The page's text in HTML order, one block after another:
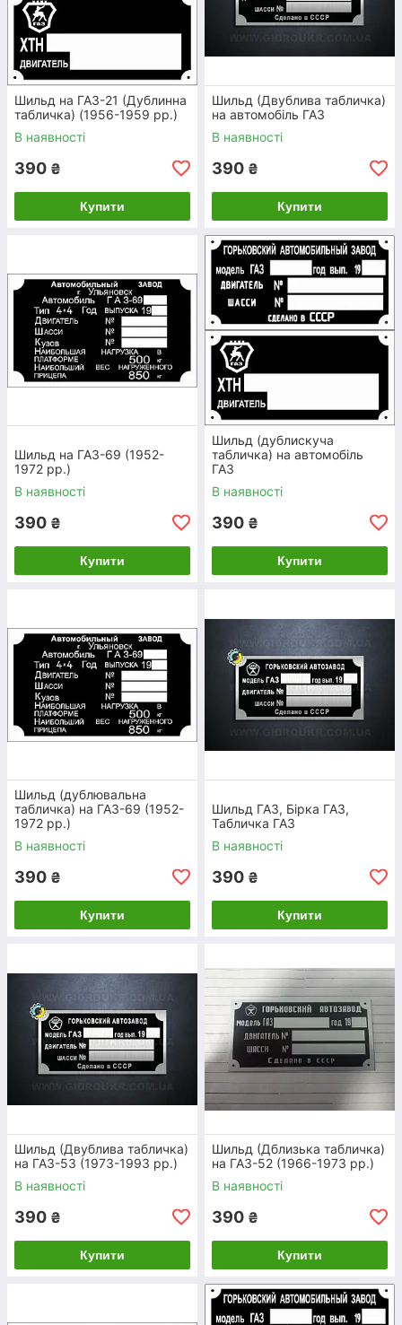
Шильд на ПМЗ-6АКЛ (1978-1985)
Шильд на УАЗ-452, 2206, 469
Шильд на автомобiлi рiзних моделей
що не
для
табличок ГАЗ, УАЗ, КАМАЗ
Весь асортимент
ЯК ОФОРМИТИ ЗАМОВЛЕННЯ НА
ТАБЛИЧКИ ТА ШИЛЬДИ
ВИБIР
Шильд на ГАЗ-21 (Дублинна
табличка) (1956-1959 рр.)
В наявності
390 ₴
Купити
Шильд (Двублива табличка)
на автомобіль ГАЗ
В наявності
390 ₴
Купити
Шильд на ГАЗ-69 (1952-
1972 рр.)
В наявності
390 ₴
Купити
Шильд (дублискуча
табличка) на автомобіль
ГАЗ
В наявності
390 ₴
Купити
Шильд (дублювальна
табличка) на ГАЗ-69 (1952-
1972 рр.)
В наявності
390 ₴
Купити
Шильд ГАЗ, Бірка ГАЗ,
Табличка ГАЗ
В наявності
390 ₴
Купити
Шильд (Двублива табличка)
на ГАЗ-53 (1973-1993 рр.)
В наявності
390 ₴
Купити
Шильд (Дблизька табличка)
на ГАЗ-52 (1966-1973 рр.)
В наявності
390 ₴
Купити